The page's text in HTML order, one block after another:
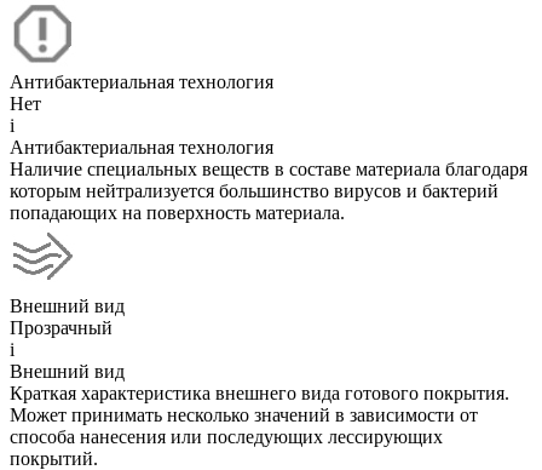
Антибактериальная технология
Нет
i
Антибактериальная технология
Наличие специальных веществ в составе материала благодаря
которым нейтрализуется большинство вирусов и бактерий
попадающих на поверхность материала.
Внешний вид
Прозрачный
i
Внешний вид
Краткая характеристика внешнего вида готового покрытия.
Может принимать несколько значений в зависимости от
способа нанесения или последующих лессирующих
покрытий.